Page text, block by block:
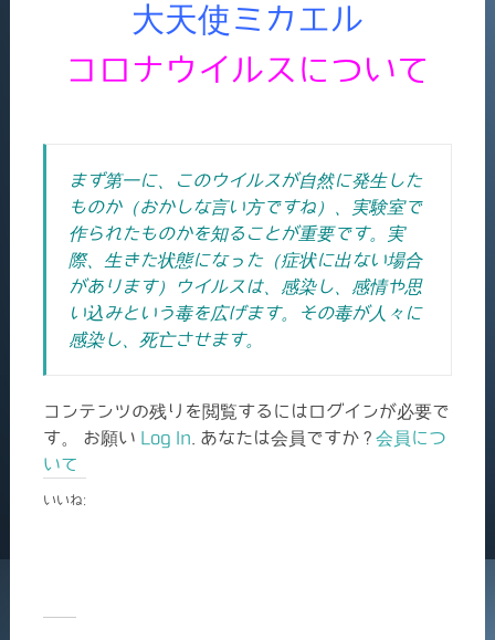
大天使ミカエル
コロナウイルスについて
まず第一に、このウイルスが自然に発生した
ものか（おかしな言い方ですね）、実験室で
作られたものかを知ることが重要です。実
際、生きた状態になった（症状に出ない場合
があります）ウイルスは、感染し、感情や思
い込みという毒を広げます。その毒が人々に
感染し、死亡させます。
コンテンツの残りを閲覧するにはログインが必要で
す。 お願い Log In . あなたは会員ですか ? 会員につ
いて
いいね: